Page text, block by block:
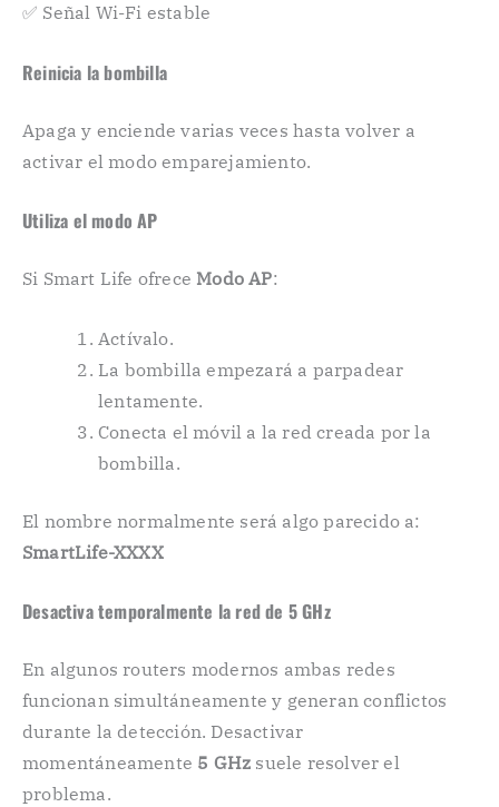
✅ Señal Wi-Fi estable
Reinicia la bombilla
Apaga y enciende varias veces hasta volver a
activar el modo emparejamiento.
Utiliza el modo AP
Si Smart Life ofrece Modo AP:
Actívalo.
La bombilla empezará a parpadear
lentamente.
Conecta el móvil a la red creada por la
bombilla.
El nombre normalmente será algo parecido a:
SmartLife-XXXX
Desactiva temporalmente la red de 5 GHz
En algunos routers modernos ambas redes
funcionan simultáneamente y generan conflictos
durante la detección. Desactivar
momentáneamente 5 GHz suele resolver el
problema.